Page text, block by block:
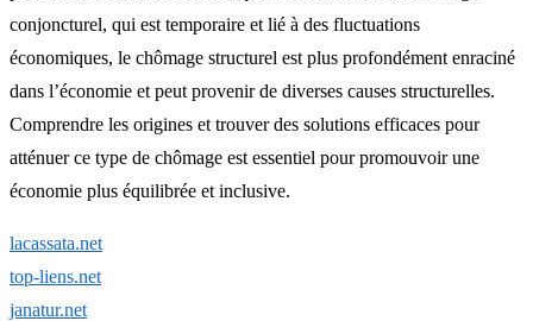
conjoncturel, qui est temporaire et lié à des fluctuations
économiques, le chômage structurel est plus profondément enraciné
dans l’économie et peut provenir de diverses causes structurelles.
Comprendre les origines et trouver des solutions efficaces pour
atténuer ce type de chômage est essentiel pour promouvoir une
économie plus équilibrée et inclusive.
lacassata.net
top-liens.net
janatur.net